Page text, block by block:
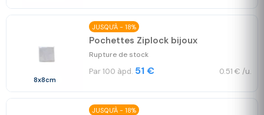
8x8cm
JUSQU'À - 18%
Pochettes Ziplock bijoux
Rupture de stock
Par 100 àpd. 51 € 0.51 € /u.
JUSQU'À - 18%